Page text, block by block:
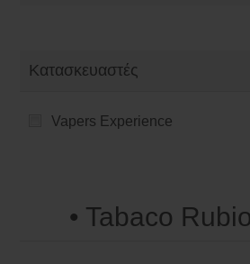
Κατασκευαστές
Vapers Experience
• Tabaco